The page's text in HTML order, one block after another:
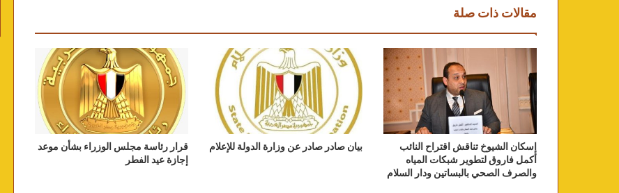
مقالات ذات صلة
إسكان الشيوخ تناقش اقتراح النائب
أكمل فاروق لتطوير شبكات المياه
والصرف الصحي بالبساتين ودار السلام
بيان صادر صادر عن وزارة الدولة للإعلام
قرار رئاسة مجلس الوزراء بشأن موعد
إجازة عيد الفطر